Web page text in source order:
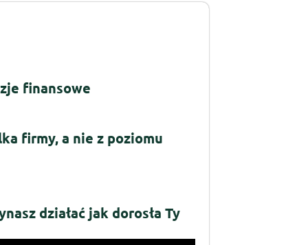
finansowe
firmy, a nie z poziomu
działać jak dorosła Ty